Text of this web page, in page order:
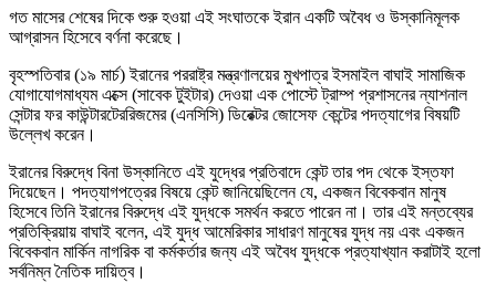
গত মাসের শেষের দিকে শুরু হওয়া এই সংঘাতকে ইরান একটি অবৈধ ও উস্কানিমূলক
আগ্রাসন হিসেবে বর্ণনা করেছে।
বৃহস্পতিবার (১৯ মার্চ) ইরানের পররাষ্ট্র মন্ত্রণালয়ের মুখপাত্র ইসমাইল বাঘাই সামাজিক
যোগাযোগমাধ্যম এক্সে (সাবেক টুইটার) দেওয়া এক পোস্টে ট্রাম্প প্রশাসনের ন্যাশনাল
সেন্টার ফর কাউন্টারটেররিজমের (এনসিসি) ডিরেক্টর জোসেফ কেন্টের পদত্যাগের বিষয়টি
উল্লেখ করেন।
ইরানের বিরুদ্ধে বিনা উস্কানিতে এই যুদ্ধের প্রতিবাদে কেন্ট তার পদ থেকে ইস্তফা
দিয়েছেন। পদত্যাগপত্রের বিষয়ে কেন্ট জানিয়েছিলেন যে, একজন বিবেকবান মানুষ
হিসেবে তিনি ইরানের বিরুদ্ধে এই যুদ্ধকে সমর্থন করতে পারেন না। তার এই মন্তব্যের
প্রতিক্রিয়ায় বাঘাই বলেন, এই যুদ্ধ আমেরিকার সাধারণ মানুষের যুদ্ধ নয় এবং একজন
বিবেকবান মার্কিন নাগরিক বা কর্মকর্তার জন্য এই অবৈধ যুদ্ধকে প্রত্যাখ্যান করাটাই হলো
সর্বনিম্ন নৈতিক দায়িত্ব।